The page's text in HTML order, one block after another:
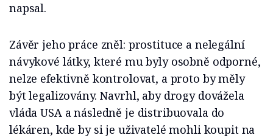
napsal.
Závěr jeho práce zněl: prostituce a nelegální
návykové látky, které mu byly osobně odporné,
nelze efektivně kontrolovat, a proto by měly
být legalizovány. Navrhl, aby drogy dovážela
vláda USA a následně je distribuovala do
lékáren, kde by si je uživatelé mohli koupit na